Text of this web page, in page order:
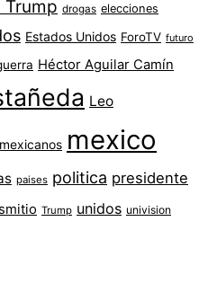
Trump drogas elecciones
Estados Unidos ForoTV futuro
Héctor Aguilar Camín
Leo
mexicanos mexico
paises politica presidente
Trump unidos univision